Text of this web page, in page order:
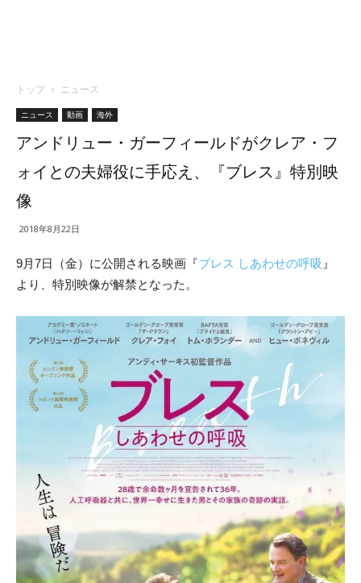
トップ ニュース
ニュース 動画 海外
アンドリュー・ガーフィールドがクレア・フ
ォイとの夫婦役に手応え、『ブレス』特別映
像
2018年8月22日
9月7日（金）に公開される映画『ブレス しあわせの呼吸 』
より、特別映像が解禁となった。